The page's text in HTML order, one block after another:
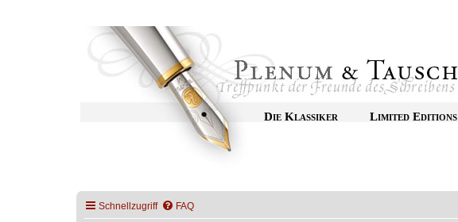
Die Klassiker Limited Editions
Schnellzugriff FAQ